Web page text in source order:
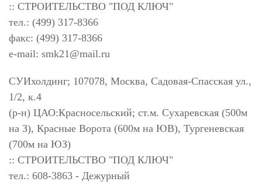
:: СТРОИТЕЛЬСТВО "ПОД КЛЮЧ"
тел.: (499) 317-8366
факс: (499) 317-8366
e-mail: smk21@mail.ru
СУИхолдинг; 107078, Москва, Садовая-Спасская ул.,
1/2, к.4
(р-н) ЦАО:Красносельский; ст.м. Сухаревская (500м
на З), Красные Ворота (600м на ЮВ), Тургеневская
(700м на ЮЗ)
:: СТРОИТЕЛЬСТВО "ПОД КЛЮЧ"
тел.: 608-3863 - Дежурный